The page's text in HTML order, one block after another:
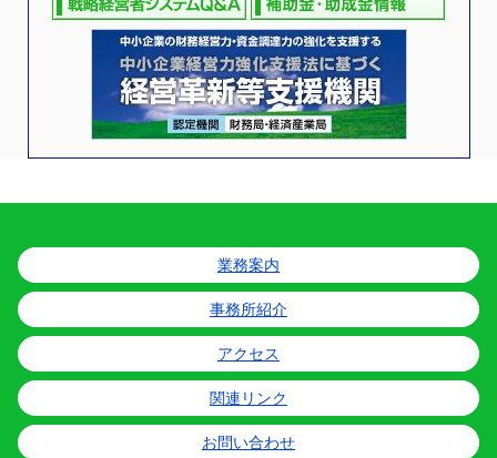
業務案内
事務所紹介
アクセス
関連リンク
お問い合わせ